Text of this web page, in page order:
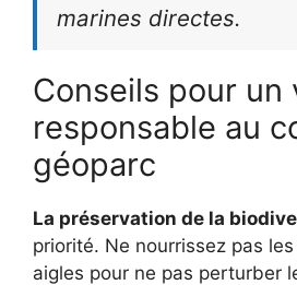
marines directes.
Conseils pour un
responsable au
géoparc
La préservation de la
priorité. Ne nourrissez pas
aigles pour ne pas perturber